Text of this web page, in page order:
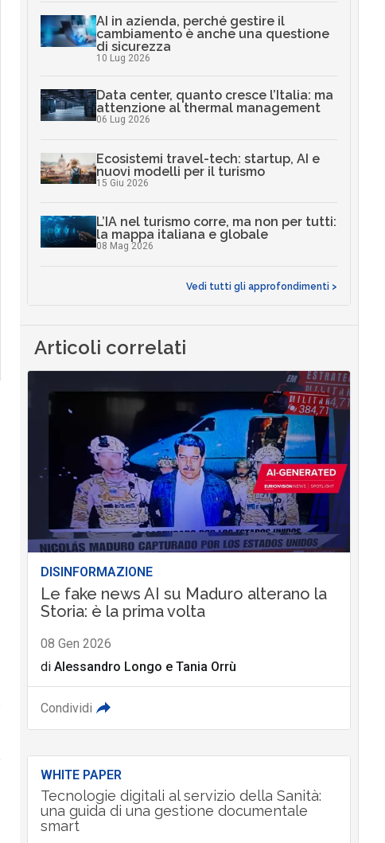
AI in azienda, perché gestire il
cambiamento è anche una questione
di sicurezza
10 Lug 2026
Data center, quanto cresce l’Italia: ma
attenzione al thermal management
06 Lug 2026
Ecosistemi travel-tech: startup, AI e
nuovi modelli per il turismo
15 Giu 2026
L’IA nel turismo corre, ma non per tutti:
la mappa italiana e globale
08 Mag 2026
Vedi tutti gli approfondimenti >
Articoli correlati
DISINFORMAZIONE
Le fake news AI su Maduro alterano la
Storia: è la prima volta
08 Gen 2026
di Alessandro Longo e Tania Orrù
Condividi
WHITE PAPER
Tecnologie digitali al servizio della Sanità:
una guida di una gestione documentale
smart